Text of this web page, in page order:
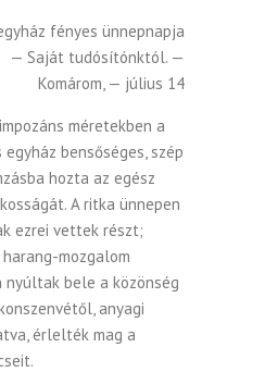
fényes ünnepnapja
— Saját tudósítónktól. —
Komárom, — július 14
méretekben a
bensőséges, szép
hozta az egész
A ritka ünnepen
ezrei vettek részt;
mozgalom
nyúltak bele a közönség
anyagi
érlelték mag a